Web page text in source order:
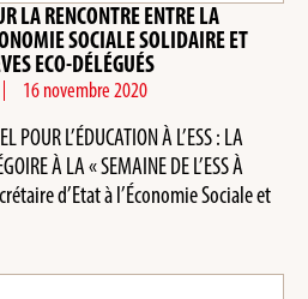
LA RENCONTRE ENTRE LA
SOCIALE SOLIDAIRE ET
ECO-DÉLÉGUÉS
16 novembre 2020
POUR L’ÉDUCATION À L’ESS : LA
À LA « SEMAINE DE L’ESS À
d’Etat à l’Économie Sociale et